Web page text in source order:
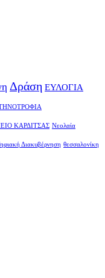
Δράση ΕΥΛΟΓΙΑ
ΚΑΡΔΙΤΣΑΣ Νεολαία
Διακυβέρνηση θεσσαλονίκη